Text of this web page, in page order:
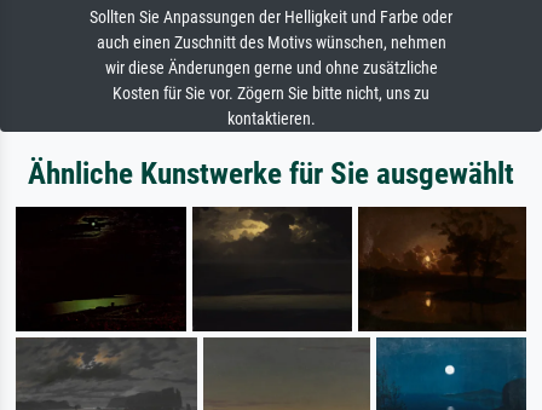
Sollten Sie Anpassungen der Helligkeit und Farbe oder
auch einen Zuschnitt des Motivs wünschen, nehmen
wir diese Änderungen gerne und ohne zusätzliche
Kosten für Sie vor. Zögern Sie bitte nicht, uns zu
kontaktieren.
Ähnliche Kunstwerke für Sie ausgewählt